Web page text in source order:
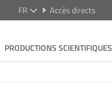
FR Accès directs
PRODUCTIONS SCIENTIFIQUES